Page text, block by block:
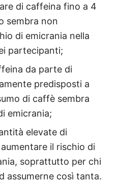
di caffeina fino a 4
sembra non
di emicrania nella
partecipanti;
da parte di
predisposti a
di caffè sembra
emicrania;
elevate di
il rischio di
soprattutto per chi
assumerne così tanta.